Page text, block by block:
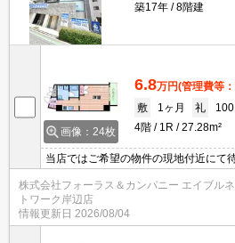
築17年
8階建
画像：24枚
6.8万円(管理費等
敷
1ヶ月 礼
4階
1R 27.28m²
当店ではご希望の物件の現地付近にて
ご内覧いただくサービスや、主要駅ま
です。詳しくは 当店「０１２０－９６
合せ下さい♪
株式会社フォーラス＆カンパニー エイブルネ
トワーク岸辺店
情報更新日 2026/08/04